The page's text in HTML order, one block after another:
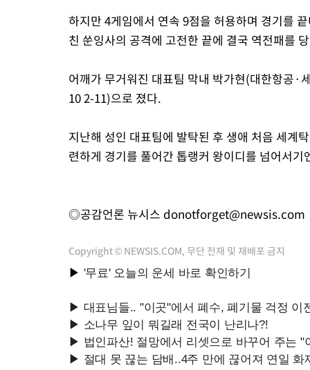
하지만 4게임에서 연속 9점을 허용하며 경기를
친 쑨잉사의 공격에 고전한 끝에 결국 역전패를
어깨가 무거워진 대표팀 막내 박가현(대한항공
10 2-11)으로 졌다.
지난해 성인 대표팀에 발탁된 후 생애 처음 세계
련하게 경기를 풀어간 톱랭커 왕이디를 넘어서기
◎공감언론 뉴시스 donotforget@newsis.com
Copyright © NEWSIS.COM, 무단 전재 및 재배포 금지